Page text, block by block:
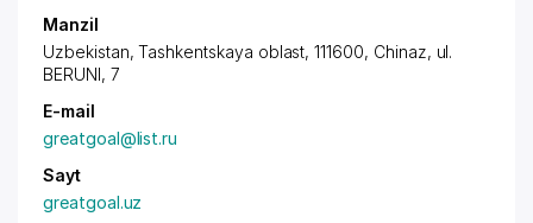
Manzil
Uzbekistan, Tashkentskaya oblast, 111600, Chinaz, ul.
BERUNI, 7
E-mail
greatgoal@list.ru
Sayt
greatgoal.uz